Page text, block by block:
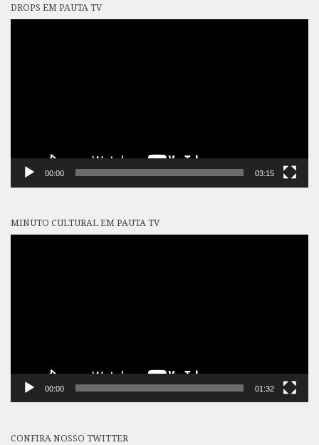
DROPS EM PAUTA TV
00:00 03:15
MINUTO CULTURAL EM PAUTA TV
00:00 01:32
CONFIRA NOSSO TWITTER